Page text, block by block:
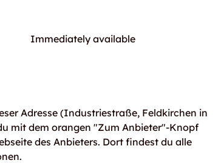
Immediately available
Adresse (Industriestraße, Feldkirchen in
mit dem orangen "Zum Anbieter"-Knopf
des Anbieters. Dort findest du alle